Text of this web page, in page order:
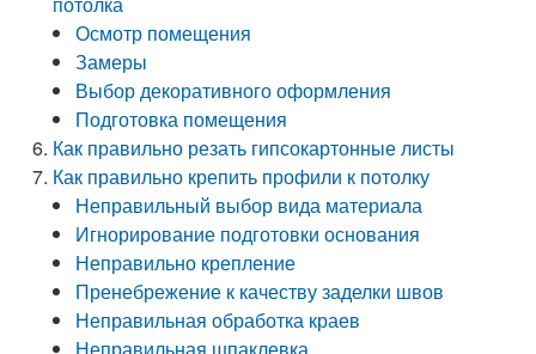
Осмотр помещения
Замеры
Выбор декоративного оформления
Подготовка помещения
Как правильно резать гипсокартонные листы
Как правильно крепить профили к потолку
Неправильный выбор вида материала
Игнорирование подготовки основания
Неправильно крепление
Пренебрежение к качеству заделки швов
Неправильная обработка краев